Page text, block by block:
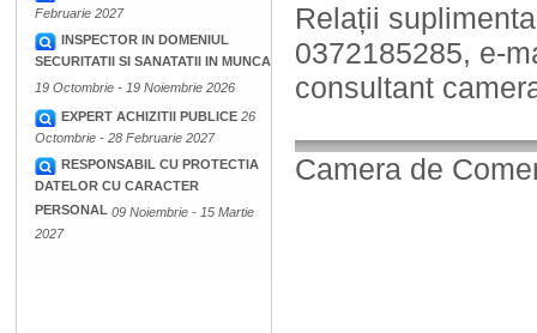
Februarie 2027
INSPECTOR IN DOMENIUL
SECURITATII SI SANATATII IN MUNCA
19 Octombrie - 19 Noiembrie 2026
EXPERT ACHIZITII PUBLICE 26
Octombrie - 28 Februarie 2027
RESPONSABIL CU PROTECTIA
DATELOR CU CARACTER
PERSONAL 09 Noiembrie - 15 Martie
2027
Relații
0372185285, e-
consultant
Camera de